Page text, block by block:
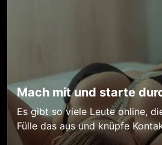
Mach mit und starte
Es gibt so viele Leute online,
Fülle das aus und knüpfe